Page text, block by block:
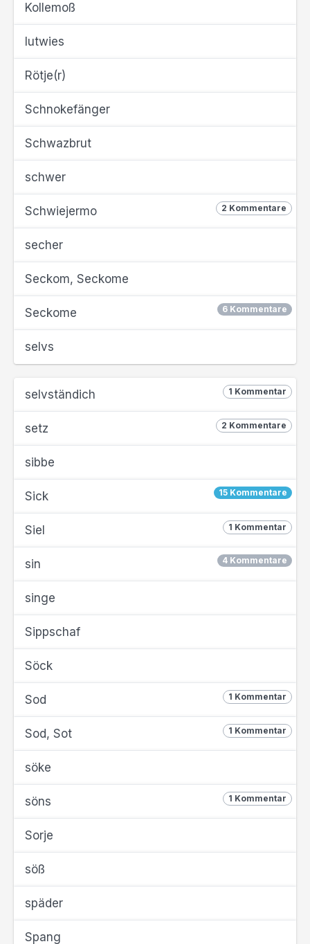
Kollemoß
lutwies
Rötje(r)
Schnokefänger
Schwazbrut
schwer
2 Kommentare
Schwiejermo
secher
Seckom, Seckome
6 Kommentare
Seckome
selvs
1 Kommentar
selvständich
2 Kommentare
setz
sibbe
15 Kommentare
Sick
1 Kommentar
Siel
4 Kommentare
sin
singe
Sippschaf
Söck
1 Kommentar
Sod
1 Kommentar
Sod, Sot
söke
1 Kommentar
söns
Sorje
söß
späder
Spang